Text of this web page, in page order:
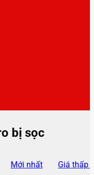
bị sọc
Mới nhất Giá thấp